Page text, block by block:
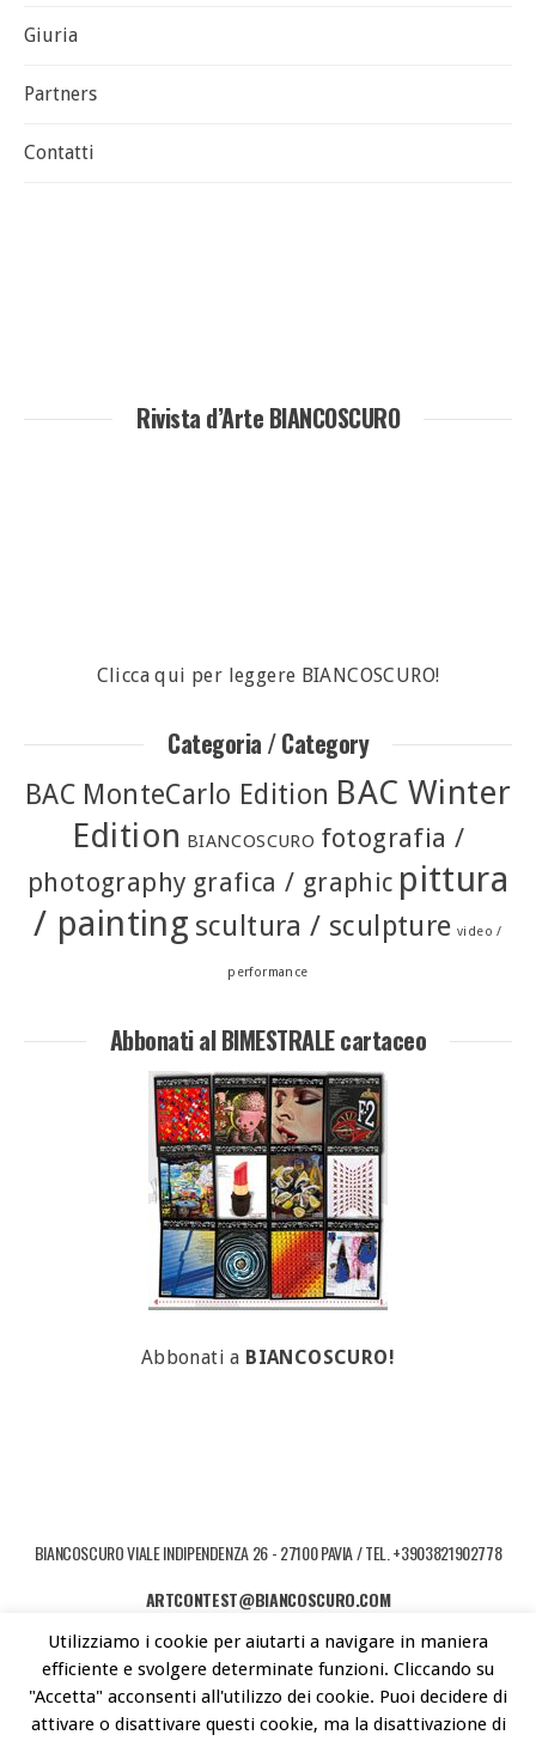
Giuria
Partners
Contatti
Rivista d’Arte BIANCOSCURO
Clicca qui per leggere BIANCOSCURO!
Categoria / Category
BAC MonteCarlo Edition BAC Winter
Edition BIANCOSCURO fotografia /
photography grafica / graphic pittura
/ painting scultura / sculpture video /
performance
Abbonati al BIMESTRALE cartaceo
Abbonati a BIANCOSCURO!
BIANCOSCURO VIALE INDIPENDENZA 26 - 27100 PAVIA / TEL. +3903821902778
ARTCONTEST@BIANCOSCURO.COM
COPYRIGHT © 2026 ART CONTEST. POWERED BY LIBEREMENTI - IDEE PER
L'ARTE CONTEMPORANEA
Utilizziamo i cookie per aiutarti a navigare in maniera
efficiente e svolgere determinate funzioni. Cliccando su
"Accetta" acconsenti all'utilizzo dei cookie. Puoi decidere di
attivare o disattivare questi cookie, ma la disattivazione di